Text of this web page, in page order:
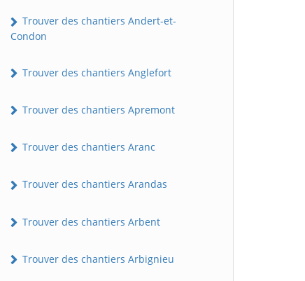
Trouver des chantiers Andert-et-
Condon
Trouver des chantiers Anglefort
Trouver des chantiers Apremont
Trouver des chantiers Aranc
Trouver des chantiers Arandas
Trouver des chantiers Arbent
Trouver des chantiers Arbignieu